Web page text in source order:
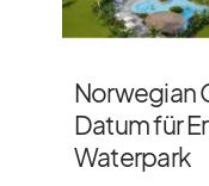
Norwegian
Datum für
Waterpark